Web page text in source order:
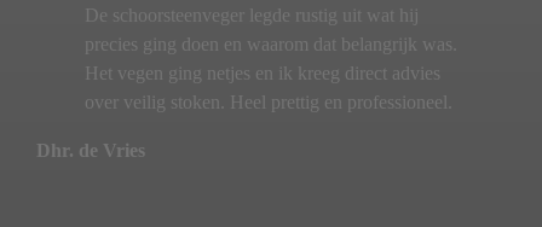
De schoorsteenveger legde rustig uit wat hij
precies ging doen en waarom dat belangrijk was.
Het vegen ging netjes en ik kreeg direct advies
over veilig stoken. Heel prettig en professioneel.
Dhr. de Vries